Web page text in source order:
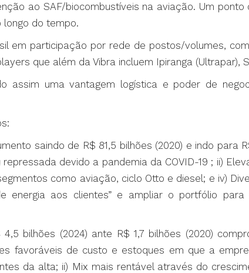
ao SAF/biocombustíveis na aviação. Um
longo do tempo.
em participação por rede de postos/volumes,
que além da Vibra incluem Ipiranga (Ultrapar),
assim uma vantagem logística e poder de
saindo de R$ 81,5 bilhões (2020) e indo para
devido a pandemia da COVID-19 ; ii)
como aviação, ciclo Otto e diesel; e iv)
energia aos clientes” e ampliar o portfólio
bilhões (2024) ante R$ 1,7 bilhões (2020)
favoráveis de custo e estoques em que a
da alta; ii) Mix mais rentável através do